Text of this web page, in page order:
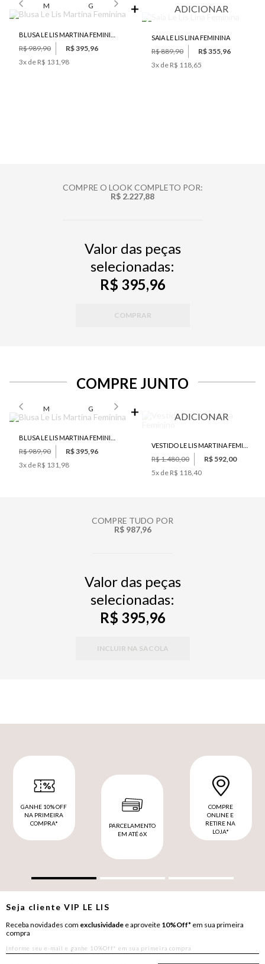
M G
R$ 989,90
R$ 395,96
3x de R$ 131,98
ADICIONAR
SAIA LE LIS LINA FEMININA
R$ 889,90
R$ 355,96
3x de R$ 118,65
COMPRE O LOOK COMPLETO POR:
R$ 2.227,88
Valor das peças
selecionadas:
R$ 395,96
COMPRAR
COMPRE JUNTO
M G
R$ 989,90
R$ 395,96
3x de R$ 131,98
ADICIONAR
R$ 1.480,00
R$ 592,00
5x de R$ 118,40
COMPRE TUDO POR
R$ 987,96
Valor das peças
selecionadas:
R$ 395,96
INCLUIR NA SACOLA
GANHE 10% OFF
NA PRIMEIRA
COMPRA*
PARCELAMENTO
EM ATÉ 6X
COMPRE
ONLINE E
RETIRE NA
LOJA*
Seja clienteVIP LE LIS
Receba novidades com exclusividade e aproveite 10%Off* em sua primeira
compra